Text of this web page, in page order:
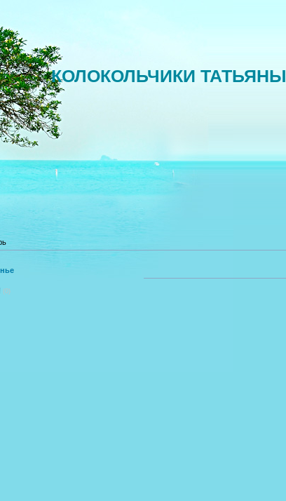
КОЛОКОЛЬЧИКИ ТАТЬЯНЫ
(0)